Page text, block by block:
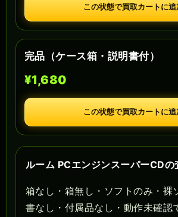
この状態で買取カートに追
完品（ケース箱・説明書付）
¥1,680
この状態で買取カートに追
ルーム PCエンジンスーパーCDの
箱なし・箱無し・ソフトのみ・裸
書なし・付属品なし・動作未確認